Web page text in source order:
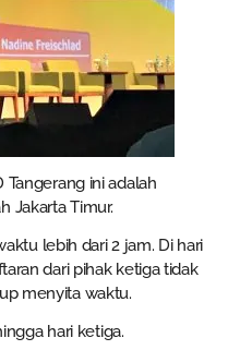
Tangerang ini adalah
Jakarta Timur.
lebih dari 2 jam. Di hari
dari pihak ketiga tidak
menyita waktu.
hari ketiga.